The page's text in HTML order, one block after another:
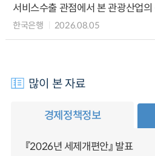
서비스수출 관점에서 본 관광산업
한국은행 2026.08.05
많이 본 자료
경제정책정보
『2026년 세제개편안』 발표